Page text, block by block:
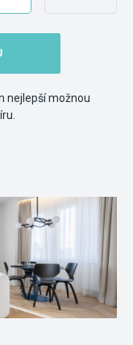
nejlepší možnou